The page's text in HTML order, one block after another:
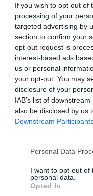
If you wish to opt-out of
processing of your
targeted advertising by
section to confirm your
opt-out request is
interest-based ads
us or personal
your opt-out. You may
disclosure of your
IAB’s list of
also be disclosed by us
Downstream
Please note that this
not limited to your visit
grant or deny consent
use your data for below
Personal Data
I want to opt-out of
personal data.
Opted In
A 8.
hadműveleteket,
(évzáró)
ismerkedtünk,
Kashmir (Észak)
sem tudunk, pedig
Ami kínaiban a